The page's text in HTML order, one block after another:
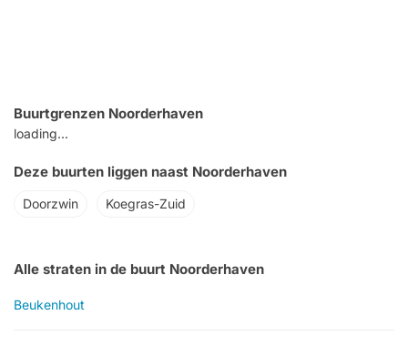
Buurtgrenzen Noorderhaven
loading...
Deze buurten liggen naast Noorderhaven
Doorzwin Koegras-Zuid
Alle straten in de buurt Noorderhaven
Beukenhout